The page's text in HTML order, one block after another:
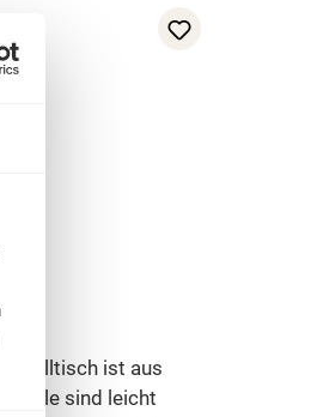
ist aus
sind leicht